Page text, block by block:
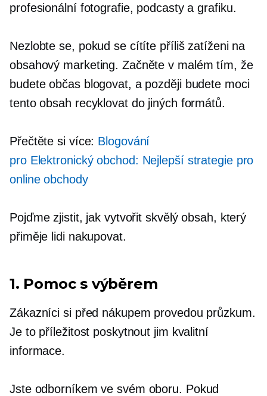
profesionální fotografie, podcasty a grafiku.
Nezlobte se, pokud se cítíte příliš zatíženi na
obsahový marketing. Začněte v malém tím, že
budete občas blogovat, a později budete moci
tento obsah recyklovat do jiných formátů.
Přečtěte si více: Blogování
pro Elektronický obchod: Nejlepší strategie pro
online obchody
Pojďme zjistit, jak vytvořit skvělý obsah, který
přiměje lidi nakupovat.
1. Pomoc s výběrem
Zákazníci si před nákupem provedou průzkum.
Je to příležitost poskytnout jim kvalitní
informace.
Jste odborníkem ve svém oboru. Pokud